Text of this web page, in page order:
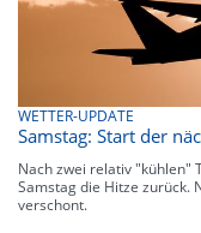
WETTER-UPDATE
Samstag: Start der
Nach zwei relativ "kühlen"
Samstag die Hitze zurück.
verschont.